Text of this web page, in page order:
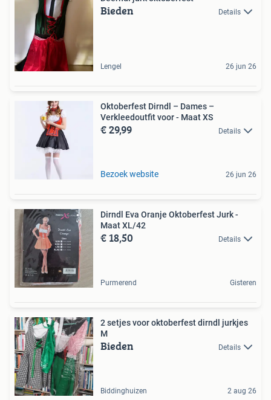
Bieden Details
Lengel 26 jun 26
Oktoberfest Dirndl – Dames –
Verkleedoutfit voor - Maat XS
€ 29,99 Details
Bezoek website 26 jun 26
Dirndl Eva Oranje Oktoberfest Jurk -
Maat XL/42
€ 18,50 Details
Purmerend Gisteren
2 setjes voor oktoberfest dirndl jurkjes
M
Bieden Details
Biddinghuizen 2 aug 26